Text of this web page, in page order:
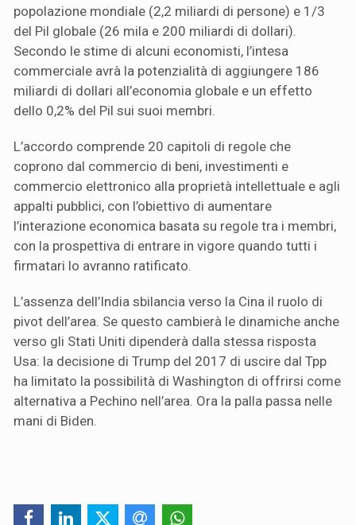
popolazione mondiale (2,2 miliardi di persone) e 1/3
del Pil globale (26 mila e 200 miliardi di dollari).
Secondo le stime di alcuni economisti, l’intesa
commerciale avrà la potenzialità di aggiungere 186
miliardi di dollari all’economia globale e un effetto
dello 0,2% del Pil sui suoi membri.
L’accordo comprende 20 capitoli di regole che
coprono dal commercio di beni, investimenti e
commercio elettronico alla proprietà intellettuale e agli
appalti pubblici, con l’obiettivo di aumentare
l’interazione economica basata su regole tra i membri,
con la prospettiva di entrare in vigore quando tutti i
firmatari lo avranno ratificato.
L’assenza dell’India sbilancia verso la Cina il ruolo di
pivot dell’area. Se questo cambierà le dinamiche anche
verso gli Stati Uniti dipenderà dalla stessa risposta
Usa: la decisione di Trump del 2017 di uscire dal Tpp
ha limitato la possibilità di Washington di offrirsi come
alternativa a Pechino nell’area. Ora la palla passa nelle
mani di Biden.